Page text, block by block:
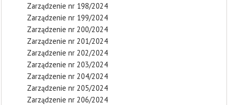
Zarządzenie nr 198/2024
Zarządzenie nr 199/2024
Zarządzenie nr 200/2024
Zarządzenie nr 201/2024
Zarządzenie nr 202/2024
Zarządzenie nr 203/2024
Zarządzenie nr 204/2024
Zarządzenie nr 205/2024
Zarządzenie nr 206/2024